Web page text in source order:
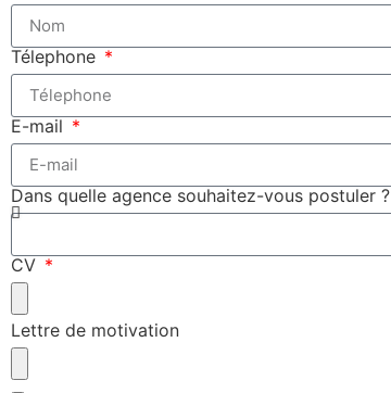
Télephone
E-mail
Dans quelle agence souhaitez-vous postuler ?
CV
Lettre de motivation